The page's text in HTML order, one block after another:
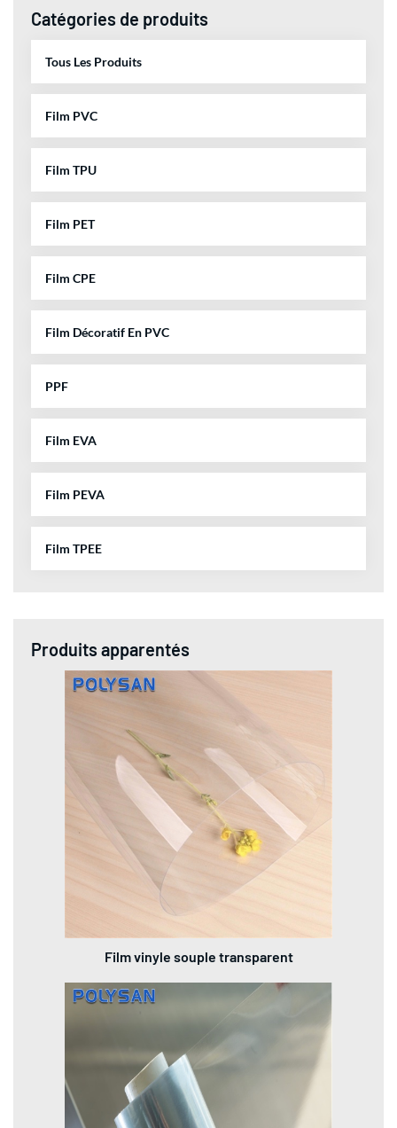
Catégories de produits
Tous Les Produits
Film PVC
Film TPU
Film PET
Film CPE
Film Décoratif En PVC
PPF
Film EVA
Film PEVA
Film TPEE
Produits apparentés
Film vinyle souple transparent